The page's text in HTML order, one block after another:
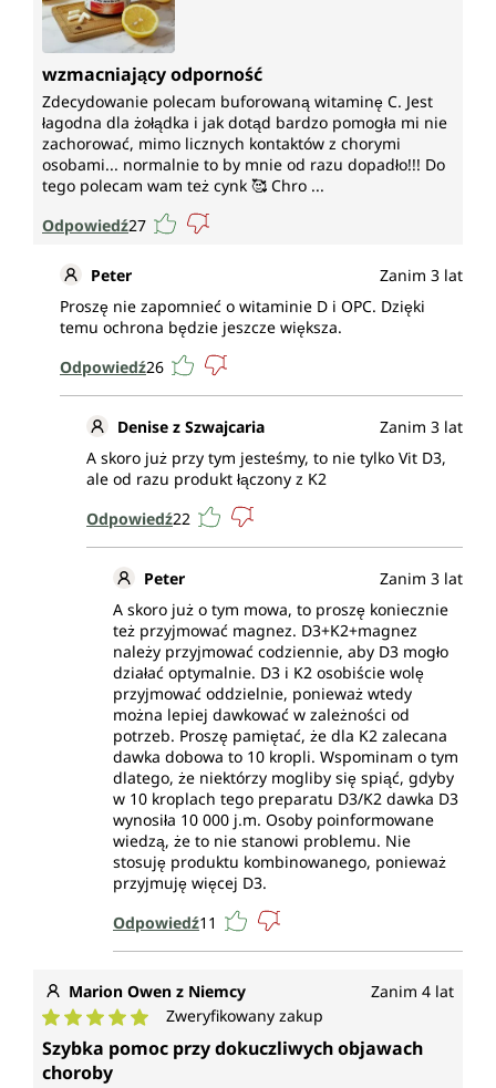
wzmacniający odporność
Zdecydowanie polecam buforowaną witaminę C. Jest
łagodna dla żołądka i jak dotąd bardzo pomogła mi nie
zachorować, mimo licznych kontaktów z chorymi
osobami... normalnie to by mnie od razu dopadło!!! Do
tego polecam wam też cynk 🥰 Chro ...
Odpowiedź27
Peter
Zanim 3 lat
Proszę nie zapomnieć o witaminie D i OPC. Dzięki
temu ochrona będzie jeszcze większa.
Odpowiedź26
Denise z Szwajcaria
Zanim 3 lat
A skoro już przy tym jesteśmy, to nie tylko Vit D3,
ale od razu produkt łączony z K2
Odpowiedź22
Peter
Zanim 3 lat
A skoro już o tym mowa, to proszę koniecznie
też przyjmować magnez. D3+K2+magnez
należy przyjmować codziennie, aby D3 mogło
działać optymalnie. D3 i K2 osobiście wolę
przyjmować oddzielnie, ponieważ wtedy
można lepiej dawkować w zależności od
potrzeb. Proszę pamiętać, że dla K2 zalecana
dawka dobowa to 10 kropli. Wspominam o tym
dlatego, że niektórzy mogliby się spiąć, gdyby
w 10 kroplach tego preparatu D3/K2 dawka D3
wynosiła 10 000 j.m. Osoby poinformowane
wiedzą, że to nie stanowi problemu. Nie
stosuję produktu kombinowanego, ponieważ
przyjmuję więcej D3.
Odpowiedź11
Marion Owen z Niemcy Zanim 4 lat
Średnia ocena 5 z 5 gwiazdek
Zweryfikowany zakup
Szybka pomoc przy dokuczliwych objawach
choroby